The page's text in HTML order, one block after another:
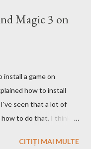
voastra ce motor de
Magic 3 on
a game on
how to install
seen that a lot of
to do that. I think
to play it also in Linux,
CITIȚI MAI MULTE